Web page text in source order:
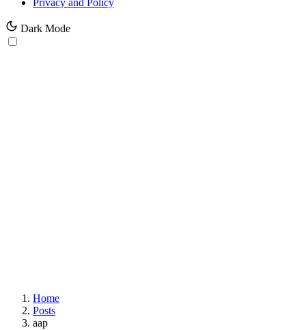
Privacy and Policy
Dark Mode
Home
Posts
aap